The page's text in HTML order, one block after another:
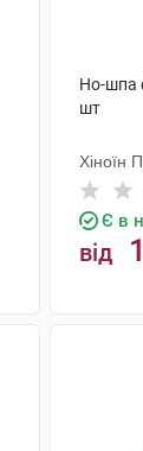
Но-шпа
шт
Хіноїн
Є в
від